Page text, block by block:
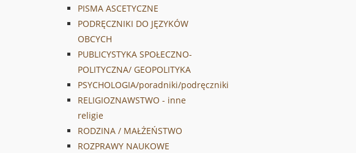
PISMA ASCETYCZNE
PODRĘCZNIKI DO JĘZYKÓW
OBCYCH
PUBLICYSTYKA SPOŁECZNO-
POLITYCZNA/ GEOPOLITYKA
PSYCHOLOGIA/poradniki/podręczniki
RELIGIOZNAWSTWO - inne
religie
RODZINA / MAŁŻEŃSTWO
ROZPRAWY NAUKOWE